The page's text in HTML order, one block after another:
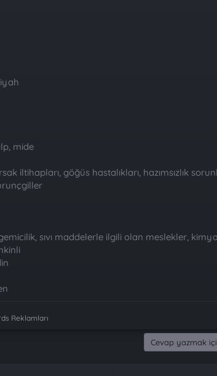
mide
iltihapları, göğüs hastalıkları, hazımsızlık
sıvı maddelerle ilgili olan meslekler,
Reklamları
Cevap yazmak